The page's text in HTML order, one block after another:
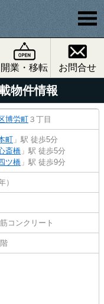
開業・移転 お問合せ
物件情報
博労町 ３丁目
町 」駅 徒歩5分
斎橋 」駅 徒歩5分
ツ橋 」駅 徒歩9分
）
コンクリート